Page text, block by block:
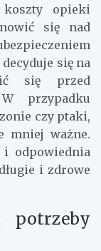
koszty opieki
się nad
się na
się przed
przypadku
czy ptaki,
mniej ważne.
i odpowiednia
i zdrowe
potrzeby